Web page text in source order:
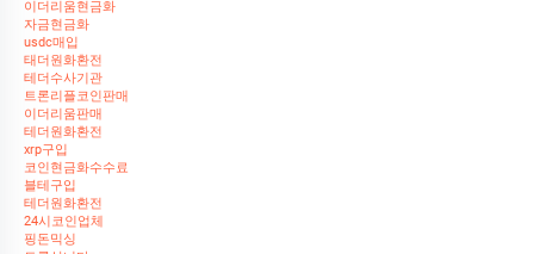
이더리움현금화
자금현금화
usdc매입
태더원화환전
테더수사기관
트론리플코인판매
이더리움판매
테더원화환전
xrp구입
코인현금화수수료
블테구입
테더원화환전
24시코인업체
핑돈믹싱